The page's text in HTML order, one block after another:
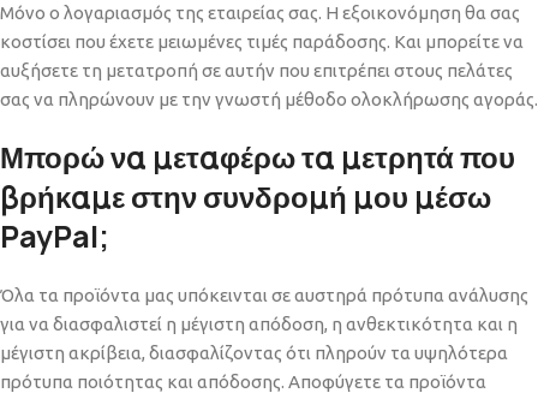
Μόνο ο λογαριασμός της εταιρείας σας. Η εξοικονόμηση θα σας
κοστίσει που έχετε μειωμένες τιμές παράδοσης. Και μπορείτε να
αυξήσετε τη μετατροπή σε αυτήν που επιτρέπει στους πελάτες
σας να πληρώνουν με την γνωστή μέθοδο ολοκλήρωσης αγοράς.
Μπορώ να μεταφέρω τα μετρητά που
βρήκαμε στην συνδρομή μου μέσω
PayPal;
Όλα τα προϊόντα μας υπόκεινται σε αυστηρά πρότυπα ανάλυσης
για να διασφαλιστεί η μέγιστη απόδοση, η ανθεκτικότητα και η
μέγιστη ακρίβεια, διασφαλίζοντας ότι πληρούν τα υψηλότερα
πρότυπα ποιότητας και απόδοσης. Αποφύγετε τα προϊόντα